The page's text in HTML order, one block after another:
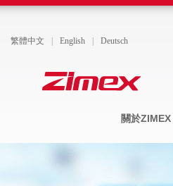
繁體中文 English Deutsch
關於ZIMEX